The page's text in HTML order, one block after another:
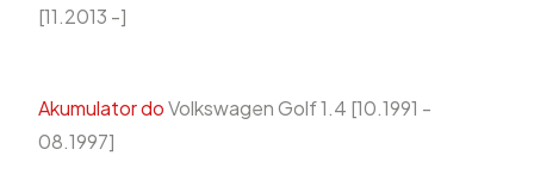
[11.2013 -]
Akumulator doVolkswagen Golf 1.4 [10.1991 -
08.1997]